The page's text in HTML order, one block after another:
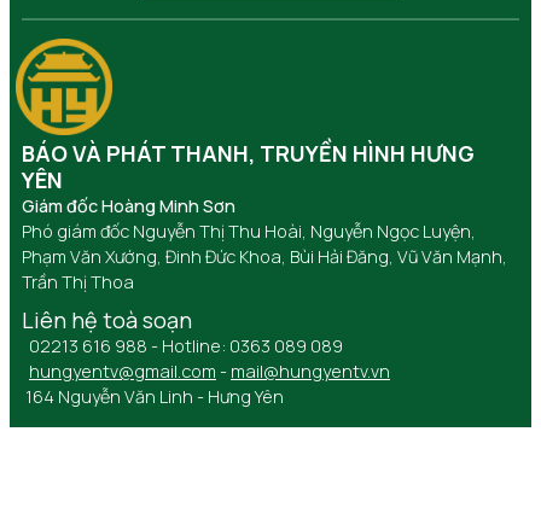
BÁO VÀ PHÁT THANH, TRUYỀN HÌNH HƯNG
YÊN
Giám đốc Hoàng Minh Sơn
Phó giám đốc Nguyễn Thị Thu Hoài, Nguyễn Ngọc Luyện,
Phạm Văn Xướng, Đinh Đức Khoa, Bùi Hải Đăng, Vũ Văn Mạnh,
Trần Thị Thoa
Liên hệ toà soạn
02213 616 988 - Hotline: 0363 089 089
hungyentv@gmail.com - mail@hungyentv.vn
164 Nguyễn Văn Linh - Hưng Yên